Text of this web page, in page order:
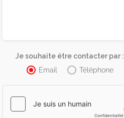
Je souhaite étre contacter par :
Email
Téléphone